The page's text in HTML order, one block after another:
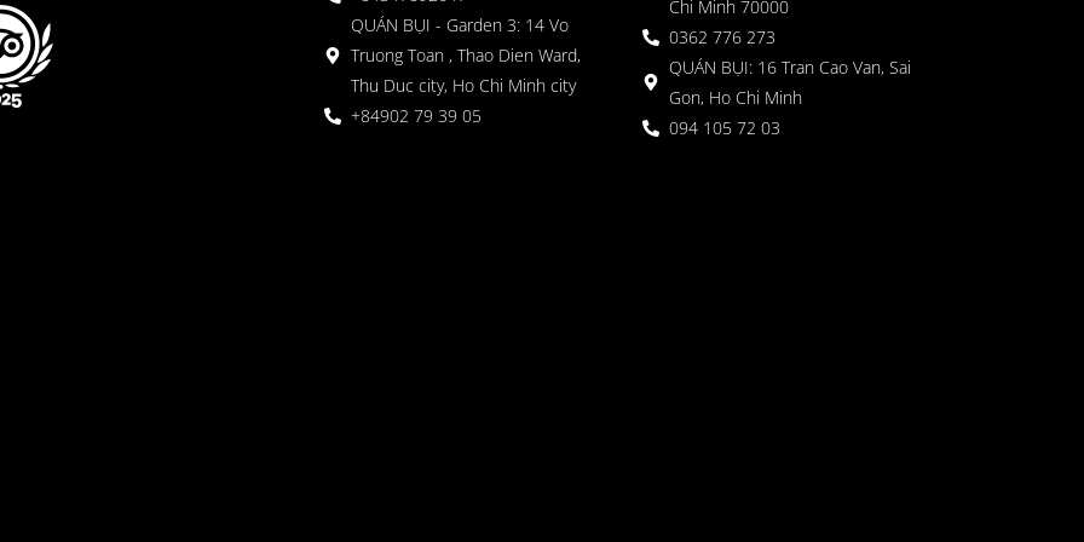
QUÁN BỤI - Garden 3: 14 Vo
Truong Toan , Thao Dien Ward,
Thu Duc city, Ho Chi Minh city
+84902 79 39 05
Chi Minh 70000
0362 776 273
QUÁN BỤI: 16 Tran Cao Van, Sai
Gon, Ho Chi Minh
094 105 72 03